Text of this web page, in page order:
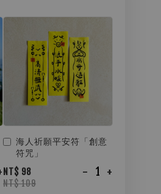
海人祈願平安符「創意
符咒」
NT$ 98
NT$ 109
- +